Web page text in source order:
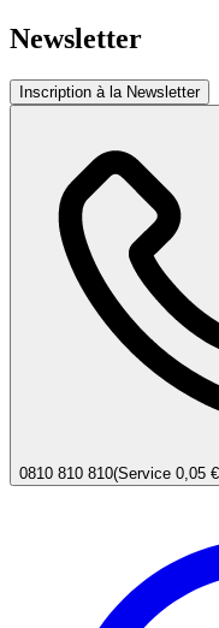
Newsletter
Inscription à la Newsletter
0810 810 810(Service 0,05